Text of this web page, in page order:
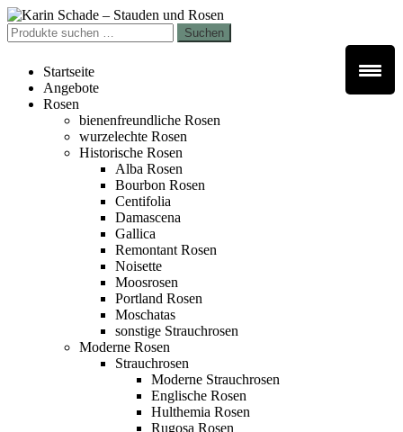
Zur
Navigation
springen
Zum
Inhalt
springen
Suchen
nach:
Suchen
Startseite
Angebote
Rosen
bienenfreundliche Rosen
wurzelechte Rosen
Historische Rosen
Alba Rosen
Bourbon Rosen
Centifolia
Damascena
Gallica
Remontant Rosen
Noisette
Moosrosen
Portland Rosen
Moschatas
sonstige Strauchrosen
Moderne Rosen
Strauchrosen
Moderne Strauchrosen
Englische Rosen
Hulthemia Rosen
Rugosa Rosen